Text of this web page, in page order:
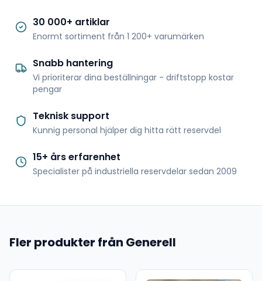
30 000+ artiklar
Enormt sortiment från 1 200+ varumärken
Snabb hantering
Vi prioriterar dina beställningar - driftstopp kostar
pengar
Teknisk support
Kunnig personal hjälper dig hitta rätt reservdel
15+ års erfarenhet
Specialister på industriella reservdelar sedan 2009
Fler produkter från Generell